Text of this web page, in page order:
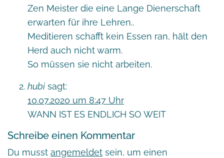
Zen Meister die eine Lange Dienerschaft
erwarten für ihre Lehren..
Meditieren schafft kein Essen ran, hält den
Herd auch nicht warm.
So müssen sie nicht arbeiten.
hubi sagt:
10.07.2020 um 8:47 Uhr
WANN IST ES ENDLICH SO WEIT
Schreibe einen Kommentar
Du musst angemeldet sein, um einen